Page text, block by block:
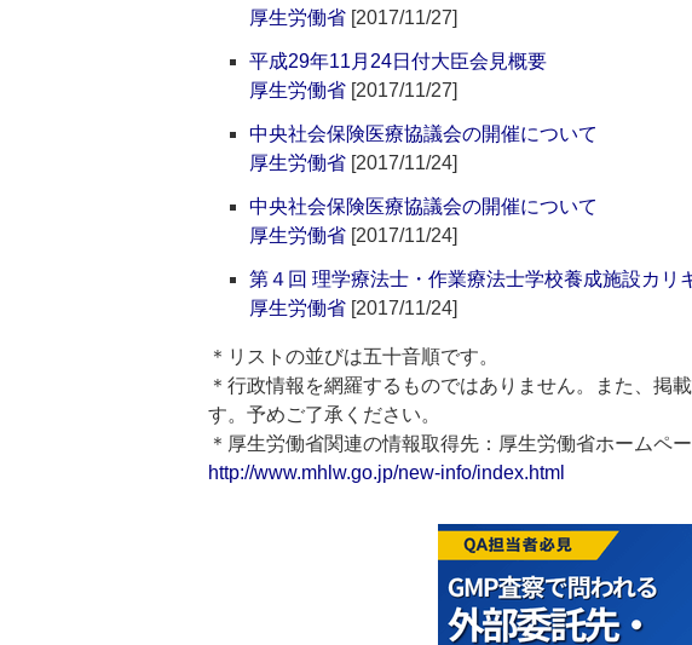
厚生労働省 [2017/11/27]
平成29年11月24日付大臣会見概要
厚生労働省 [2017/11/27]
中央社会保険医療協議会の開催について
厚生労働省 [2017/11/24]
中央社会保険医療協議会の開催について
厚生労働省 [2017/11/24]
第４回 理学療法士・作業療法士学校養成施設カリ
厚生労働省 [2017/11/24]
＊リストの並びは五十音順です。
＊行政情報を網羅するものではありません。また、掲
す。予めご了承ください。
＊厚生労働省関連の情報取得先：厚生労働省ホームペ
http://www.mhlw.go.jp/new-info/index.html